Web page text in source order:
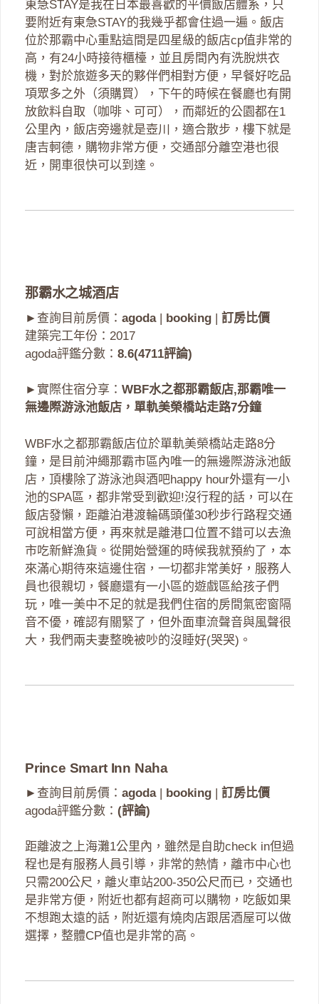
東急STAY是我在日本最喜歡的平價飯店體系，只
要附近有東急STAY的我幾乎都會住過一遍。飯店
位於那霸中心重點這間是四星級的飯店cp值非常的
高，有24小時接待櫃檯，並且房間內有洗脫烘衣
機，對於旅遊多天的夥伴們相對方便，早餐好吃品
項眾多之外（須購買），下午的時候在餐廳也有開
放飲料自取（咖啡、可可），而鄰近的公園都在1
公里內，飯店旁邊就是壺川，適合散步，樓下就是
唐吉軻德，購物非常方便，交通部分離空港也很
近，開車很快可以到達。
那霸水之城酒店
►查詢目前房價： agoda| booking | 訂房比價
建築完工年份：2017
agoda評鑑分數： 8.6(4711評論)
►實際住宿分享： WBF水之都那霸飯店,那霸唯一
無邊際游泳池飯店，單軌美榮橋站走路7分鐘
WBF水之都那霸飯店位於單軌美榮橋站走路8分
鐘，是目前沖繩那霸市區內唯一的無邊際游泳池飯
店，頂樓除了游泳池與酒吧happy hour外還有一小
池的SPA區，都非常受到歡迎!沒行程的話，可以在
飯店發懶，距離泊港渡輪碼頭僅30秒步行路程交通
可說相當方便，再來就是離港口位置不錯可以去漁
市吃新鮮漁貨。從開始營運的時候我就預約了，本
來滿心期待來這邊住宿，一切都非常美好，服務人
員也很親切，餐廳還有一小區的遊戲區給孩子們
玩，唯一美中不足的就是我們住宿的房間氣密窗隔
音不優，確認有關緊了，但外面車流聲音與風聲很
大，我們兩夫妻整晚被吵的沒睡好(哭哭)。
Prince Smart Inn Naha
►查詢目前房價： agoda| booking | 訂房比價
agoda評鑑分數： (評論)
距離波之上海灘1公里內，雖然是自助check in但過
程也是有服務人員引導，非常的熱情，離市中心也
只需200公尺，離火車站200-350公尺而已，交通也
是非常方便，附近也都有超商可以購物，吃飯如果
不想跑太遠的話，附近還有燒肉店跟居酒屋可以做
選擇，整體CP值也是非常的高。